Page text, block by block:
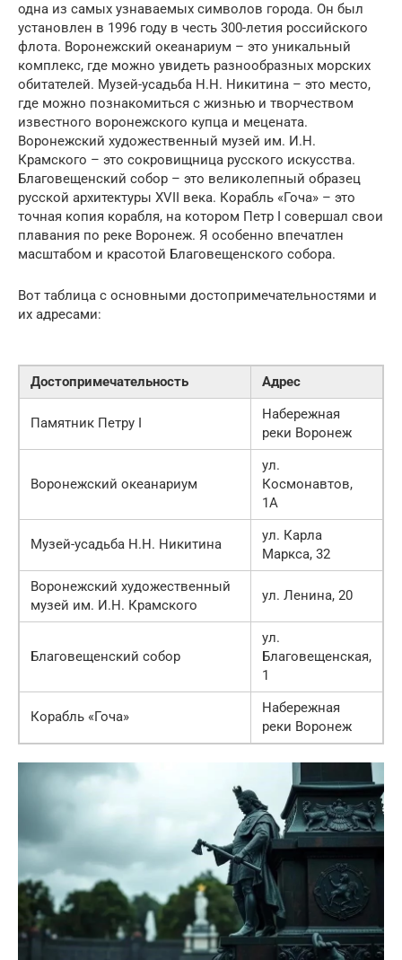
одна из самых узнаваемых символов города. Он был
установлен в 1996 году в честь 300-летия российского
флота. Воронежский океанариум – это уникальный
комплекс, где можно увидеть разнообразных морских
обитателей. Музей-усадьба Н.Н. Никитина – это место,
где можно познакомиться с жизнью и творчеством
известного воронежского купца и мецената.
Воронежский художественный музей им. И.Н.
Крамского – это сокровищница русского искусства.
Благовещенский собор – это великолепный образец
русской архитектуры XVII века. Корабль «Гоча» – это
точная копия корабля, на котором Петр I совершал свои
плавания по реке Воронеж. Я особенно впечатлен
масштабом и красотой Благовещенского собора.
Вот таблица с основными достопримечательностями и
их адресами:
Достопримечательность Адрес
Памятник Петру I
Набережная
реки Воронеж
Воронежский океанариум
ул.
Космонавтов,
1А
Музей-усадьба Н.Н. Никитина
ул. Карла
Маркса, 32
Воронежский художественный
музей им. И.Н. Крамского
ул. Ленина, 20
Благовещенский собор
ул.
Благовещенская,
1
Корабль «Гоча»
Набережная
реки Воронеж